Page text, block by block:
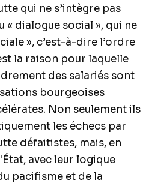
qui ne s’intègre pas
« dialogue social », qui ne
», c’est-à-dire l’ordre
la raison pour laquelle
des salariés sont
bourgeoises
Non seulement ils
les échecs par
défaitistes, mais, en
avec leur logique
pacifisme et de la